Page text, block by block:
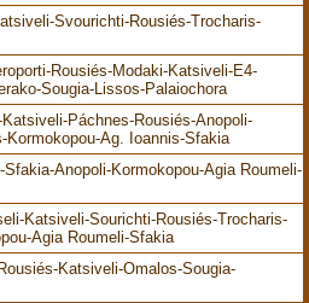
Svourichti-Rousiés-Trocharis-
Rousiés-Modaki-Katsiveli-E4-
Sougia-Lissos-Palaiochora
Páchnes-Rousiés-Anopoli-
Kormokopou-Ag. Ioannis-Sfakia
Anopoli-Kormokopou-Agia Roumeli-
Katsiveli-Sourichti-Rousiés-Trocharis-
Agia Roumeli-Sfakia
Katsiveli-Omalos-Sougia-